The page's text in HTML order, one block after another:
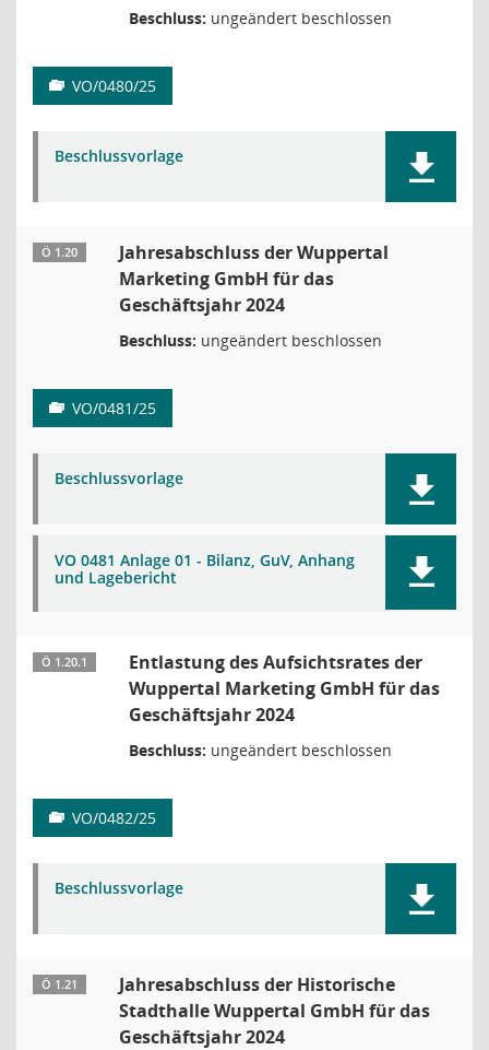
Beschluss: ungeändert beschlossen
VO/0480/25
Beschlussvorlage
Ö 1.20
Jahresabschluss der Wuppertal
Marketing GmbH für das
Geschäftsjahr 2024
Beschluss: ungeändert beschlossen
VO/0481/25
Beschlussvorlage
VO 0481 Anlage 01 - Bilanz, GuV, Anhang
und Lagebericht
Ö 1.20.1
Entlastung des Aufsichtsrates der
Wuppertal Marketing GmbH für das
Geschäftsjahr 2024
Beschluss: ungeändert beschlossen
VO/0482/25
Beschlussvorlage
Ö 1.21
Jahresabschluss der Historische
Stadthalle Wuppertal GmbH für das
Geschäftsjahr 2024